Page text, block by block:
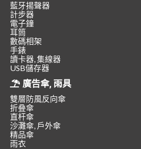
藍牙揚聲器
計步器
電子鐘
耳筒
數碼相架
手錶
讀卡器, 集線器
USB儲存器
廣告傘, 雨具
雙層防風反向傘
折叠傘
直杆傘
沙灘傘, 戶外傘
精品傘
雨衣